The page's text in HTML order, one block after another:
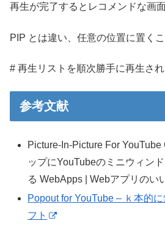
再生が完了するとレコメンドな画
PIP とは違い、任意の位置に置く
# 再生リストを順次勝手に再生さ
参考文献
Picture-In-Picture For YouTube
ップにYouTubeのミニウィン
る WebApps | Webアプリのい
Popout for YouTube – ｋ本的
フト